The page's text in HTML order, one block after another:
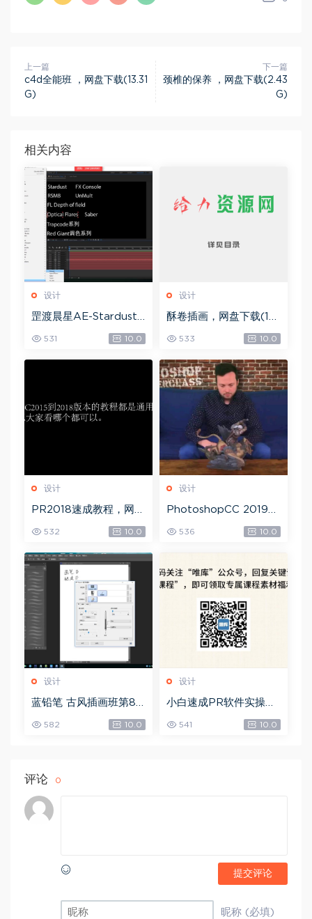
上一篇
c4d全能班 ，网盘下载(13.31
G)
下一篇
颈椎的保养 ，网盘下载(2.43
G)
相关内容
设计
罡渡晨星AE-Stardust
8节全套AE综合基础，
网盘下载(172.73G)
531 10.0
设计
酥卷插画，网盘下载(15.
533 10.0
设计
PR2018速成教程，网盘
532 10.0
设计
PhotoshopCC 2019
G)
536 10.0
设计
蓝铅笔 古风插画班第8
582 10.0
设计
小白速成PR软件实操：
你月入过万（完结），
541 10.0
评论 0
提交评论
昵称 (必填)